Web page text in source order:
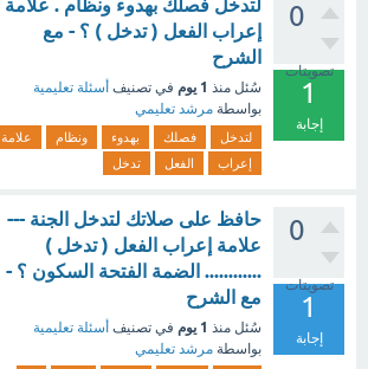
0
تصويتات
1
إجابة
لتدخل فصلك بهدوء ونظام . علامة
إعراب الفعل ( تدخل ) ؟ - مع
الشرح
سُئل منذ 1 يوم في تصنيف أسئلة تعليمية
بواسطة مرشد تعليمي
لتدخل فصلك بهدوء ونظام
علامة
إعراب
الفعل تدخل
0
تصويتات
1
إجابة
حافظ على صلاتك لتدخل الجنة ---
علامة إعراب الفعل ( تدخل )
............ الضمة الفتحة السكون ؟ -
مع الشرح
سُئل منذ 1 يوم في تصنيف أسئلة تعليمية
بواسطة مرشد تعليمي